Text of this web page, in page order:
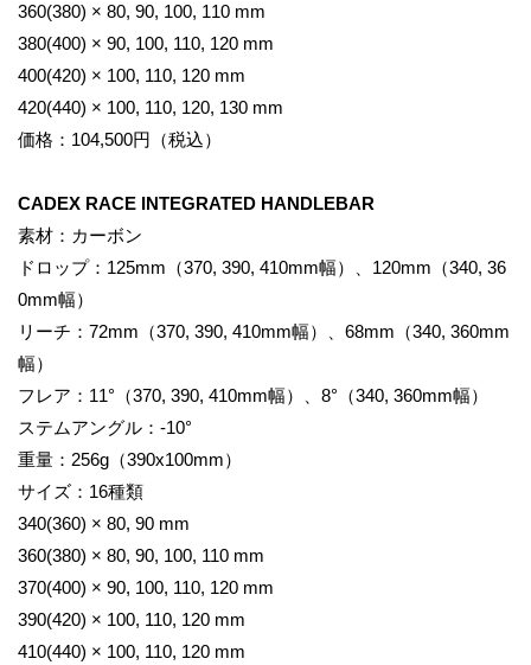
360(380) × 80, 90, 100, 110 mm
380(400) × 90, 100, 110, 120 mm
400(420) × 100, 110, 120 mm
420(440) × 100, 110, 120, 130 mm
価格：104,500円（税込）
CADEX RACE INTEGRATED HANDLEBAR
素材：カーボン
ドロップ：125mm（370, 390, 410mm幅）、120mm（340, 36
0mm幅）
リーチ：72mm（370, 390, 410mm幅）、68mm（340, 360mm
幅）
フレア：11°（370, 390, 410mm幅）、8°（340, 360mm幅）
ステムアングル：-10°
重量：256g（390x100mm）
サイズ：16種類
340(360) × 80, 90 mm
360(380) × 80, 90, 100, 110 mm
370(400) × 90, 100, 110, 120 mm
390(420) × 100, 110, 120 mm
410(440) × 100, 110, 120 mm